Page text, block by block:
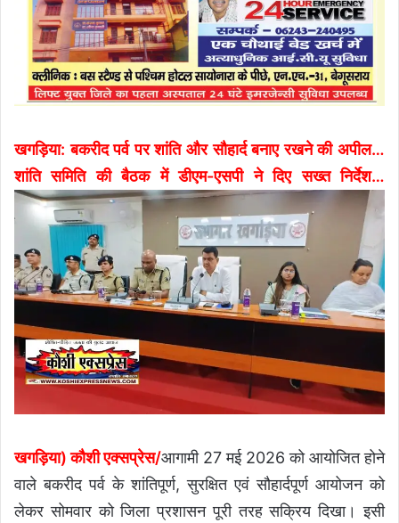
खगड़िया: बकरीद पर्व पर शांति और सौहार्द बनाए रखने की अपील…
शांति समिति की बैठक में डीएम-एसपी ने दिए सख्त निर्देश…
खगड़िया) कौशी एक्सप्रेस/आगामी 27 मई 2026 को आयोजित होने
वाले बकरीद पर्व के शांतिपूर्ण, सुरक्षित एवं सौहार्दपूर्ण आयोजन को
लेकर सोमवार को जिला प्रशासन पूरी तरह सक्रिय दिखा। इसी